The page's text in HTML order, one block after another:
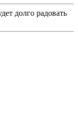
долго радовать